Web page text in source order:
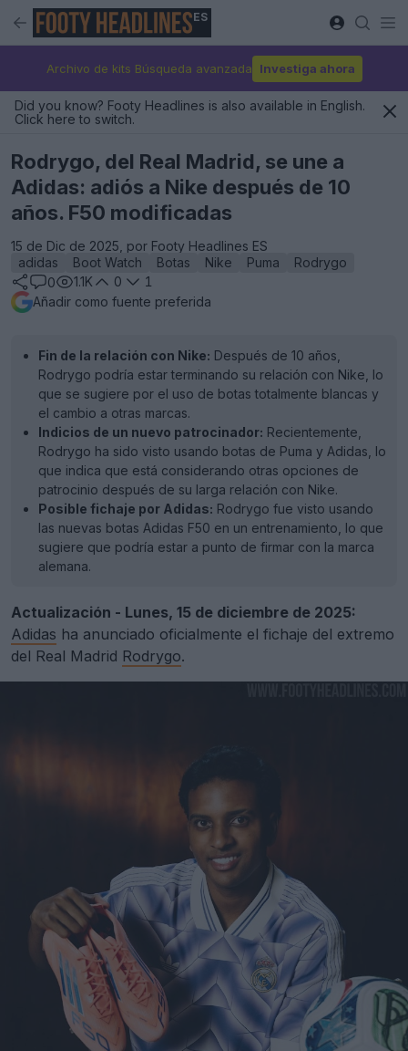
ES
Archivo de kits Búsqueda avanzada Investiga ahora
Did you know? Footy Headlines is also available in English.
Click here to switch.
Rodrygo, del Real Madrid, se une a
Adidas: adiós a Nike después de 10
años. F50 modificadas
15 de Dic de 2025, por Footy Headlines ES
adidas
Boot Watch Botas Nike Puma
Rodrygo
0
1.1K 0
1
Añadir como fuente preferida
Fin de la relación con Nike: Después de 10 años,
Rodrygo podría estar terminando su relación con Nike, lo
que se sugiere por el uso de botas totalmente blancas y
el cambio a otras marcas.
Indicios de un nuevo patrocinador: Recientemente,
Rodrygo ha sido visto usando botas de Puma y Adidas, lo
que indica que está considerando otras opciones de
patrocinio después de su larga relación con Nike.
Posible fichaje por Adidas: Rodrygo fue visto usando
las nuevas botas Adidas F50 en un entrenamiento, lo que
sugiere que podría estar a punto de firmar con la marca
alemana.
Actualización - Lunes, 15 de diciembre de 2025:
Adidas ha anunciado oficialmente el fichaje del extremo
del Real Madrid Rodrygo.